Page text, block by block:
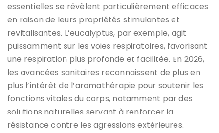
essentielles se révèlent particulièrement efficaces
en raison de leurs propriétés stimulantes et
revitalisantes. L’eucalyptus, par exemple, agit
puissamment sur les voies respiratoires, favorisant
une respiration plus profonde et facilitée. En 2026,
les avancées sanitaires reconnaissent de plus en
plus l’intérêt de l’aromathérapie pour soutenir les
fonctions vitales du corps, notamment par des
solutions naturelles servant à renforcer la
résistance contre les agressions extérieures.